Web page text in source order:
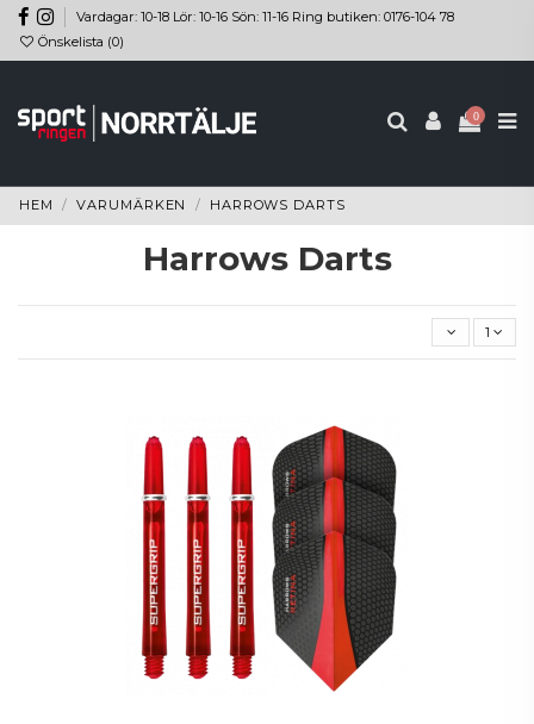
Vardagar: 10-18 Lör: 10-16 Sön: 11-16 Ring butiken: 0176-104 78
Önskelista (0)
0
HEM VARUMÄRKEN HARROWS DARTS
Harrows Darts
1